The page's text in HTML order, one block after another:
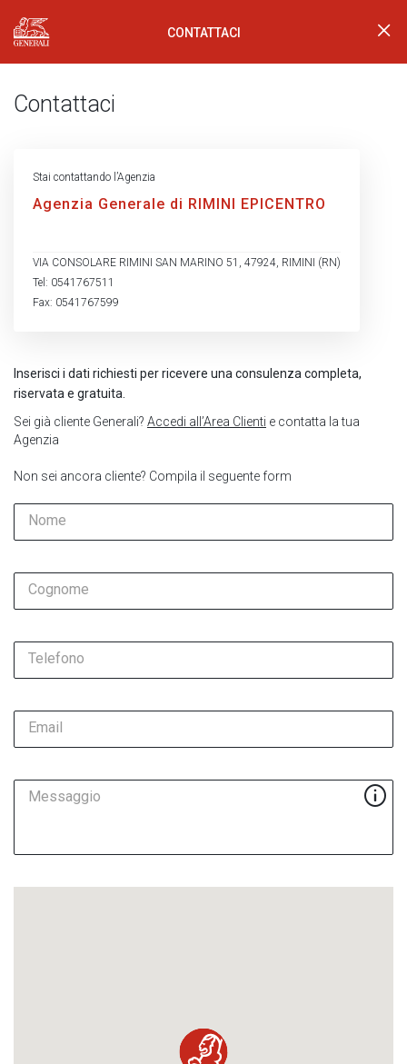
Generali Logo CONTATTACI
Contattaci
Inserisci i dati richiesti per ricevere una consulenza completa,
riservata e gratuita.
Sei già cliente Generali? Accedi all’Area Clienti e contatta la tua
Agenzia
Non sei ancora cliente? Compila il seguente form
Nome
Cognome
Telefono
Email
Messaggio
Stai contattando l’Agenzia
Agenzia Generale di RIMINI EPICENTRO
VIA CONSOLARE RIMINI SAN MARINO 51, 47924, RIMINI (RN)
Tel: 0541767511
Fax: 0541767599